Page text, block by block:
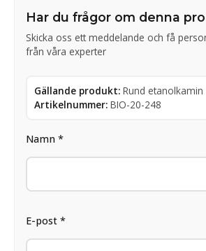
Har du frågor om denna
Skicka oss ett meddelande och få
från våra experter
Gällande produkt: Rund
Artikelnummer: BIO-20-248
Namn *
E-post *